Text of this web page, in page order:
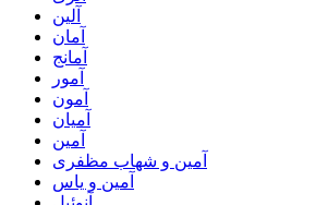
آلین
آمان
آمانج
آمور
آمون
آمیان
آمین
آمین و شهاب مظفری
آمین و یاس